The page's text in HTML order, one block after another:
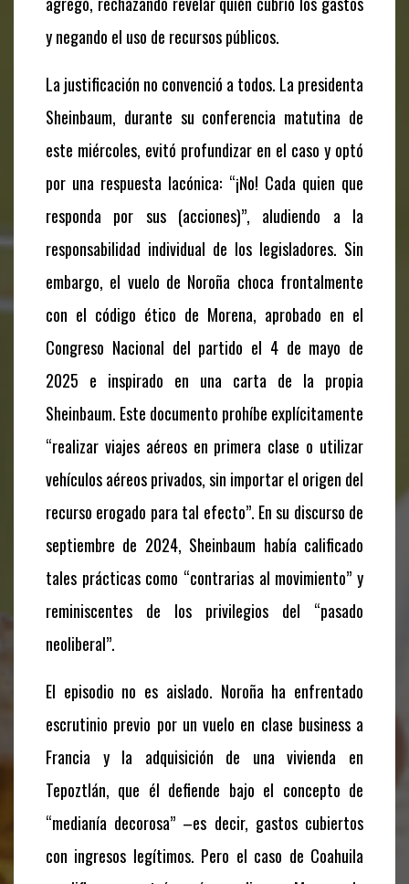
y negando el uso de recursos públicos.
La justificación no convenció a todos. La presidenta
Sheinbaum, durante su conferencia matutina de
este miércoles, evitó profundizar en el caso y optó
por una respuesta lacónica: “¡No! Cada quien que
responda por sus (acciones)”, aludiendo a la
responsabilidad individual de los legisladores. Sin
embargo, el vuelo de Noroña choca frontalmente
con el código ético de Morena, aprobado en el
Congreso Nacional del partido el 4 de mayo de
2025 e inspirado en una carta de la propia
Sheinbaum. Este documento prohíbe explícitamente
“realizar viajes aéreos en primera clase o utilizar
vehículos aéreos privados, sin importar el origen del
recurso erogado para tal efecto”. En su discurso de
septiembre de 2024, Sheinbaum había calificado
tales prácticas como “contrarias al movimiento” y
reminiscentes de los privilegios del “pasado
neoliberal”.
El episodio no es aislado. Noroña ha enfrentado
escrutinio previo por un vuelo en clase business a
Francia y la adquisición de una vivienda en
Tepoztlán, que él defiende bajo el concepto de
“medianía decorosa” –es decir, gastos cubiertos
con ingresos legítimos. Pero el caso de Coahuila